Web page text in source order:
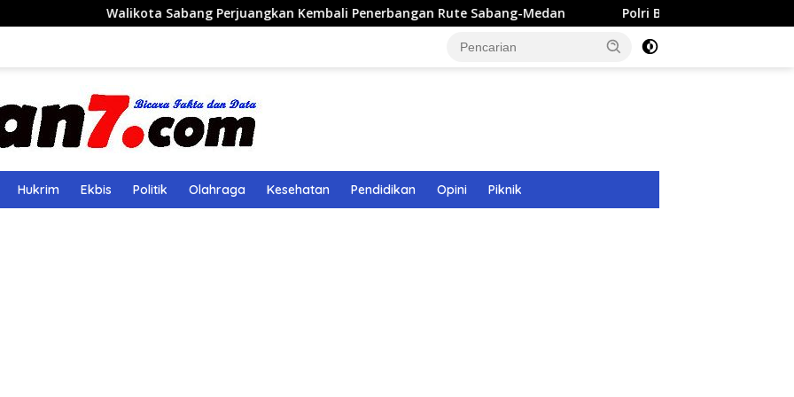
Walikota Sabang Perjuangkan Kembali Penerbangan Rute Sabang-Medan Polri Bangun 40 Titik Sumur Bor untuk
Hukrim Ekbis Politik Olahraga Kesehatan Pendidikan Opini Piknik